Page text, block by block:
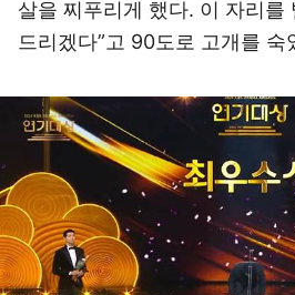
살을 찌푸리게 했다. 이 자리를
드리겠다”고 90도로 고개를 숙